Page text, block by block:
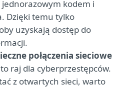
kodem i
Dzięki temu tylko
uzyskają dostęp do
połączenia sieciowe
raj dla cyberprzestępców.
z otwartych sieci, warto